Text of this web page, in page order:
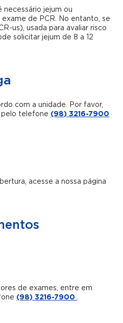
necessário jejum ou
de PCR. No entanto, se
us), usada para avaliar risco
solicitar jejum de 8 a 12
com a unidade. Por favor,
telefone (98) 3216-7900
acesse a nossa página
de exames, entre em
(98) 3216-7900.